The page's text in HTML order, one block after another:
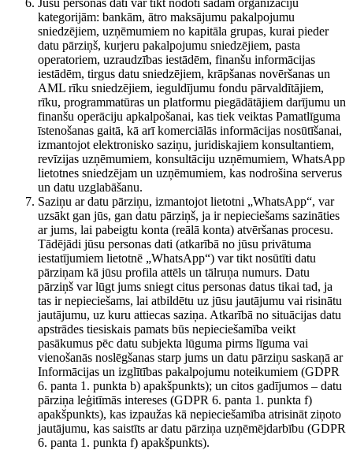
Jūsu personas dati var tikt nodoti šādām organizāciju
kategorijām: bankām, ātro maksājumu pakalpojumu
sniedzējiem, uzņēmumiem no kapitāla grupas, kurai pieder
datu pārziņš, kurjeru pakalpojumu sniedzējiem, pasta
operatoriem, uzraudzības iestādēm, finanšu informācijas
iestādēm, tirgus datu sniedzējiem, krāpšanas novēršanas un
AML rīku sniedzējiem, ieguldījumu fondu pārvaldītājiem,
rīku, programmatūras un platformu piegādātājiem darījumu un
finanšu operāciju apkalpošanai, kas tiek veiktas Pamatlīguma
īstenošanas gaitā, kā arī komerciālās informācijas nosūtīšanai,
izmantojot elektronisko saziņu, juridiskajiem konsultantiem,
revīzijas uzņēmumiem, konsultāciju uzņēmumiem, WhatsApp
lietotnes sniedzējam un uzņēmumiem, kas nodrošina serverus
un datu uzglabāšanu.
Saziņu ar datu pārziņu, izmantojot lietotni „WhatsApp“, var
uzsākt gan jūs, gan datu pārziņš, ja ir nepieciešams sazināties
ar jums, lai pabeigtu konta (reālā konta) atvēršanas procesu.
Tādējādi jūsu personas dati (atkarībā no jūsu privātuma
iestatījumiem lietotnē „WhatsApp“) var tikt nosūtīti datu
pārziņam kā jūsu profila attēls un tālruņa numurs. Datu
pārziņš var lūgt jums sniegt citus personas datus tikai tad, ja
tas ir nepieciešams, lai atbildētu uz jūsu jautājumu vai risinātu
jautājumu, uz kuru attiecas saziņa. Atkarībā no situācijas datu
apstrādes tiesiskais pamats būs nepieciešamība veikt
pasākumus pēc datu subjekta lūguma pirms līguma vai
vienošanās noslēgšanas starp jums un datu pārziņu saskaņā ar
Informācijas un izglītības pakalpojumu noteikumiem (GDPR
6. panta 1. punkta b) apakšpunkts); un citos gadījumos – datu
pārziņa leģitīmās intereses (GDPR 6. panta 1. punkta f)
apakšpunkts), kas izpaužas kā nepieciešamība atrisināt ziņoto
jautājumu, kas saistīts ar datu pārziņa uzņēmējdarbību (GDPR
6. panta 1. punkta f) apakšpunkts).